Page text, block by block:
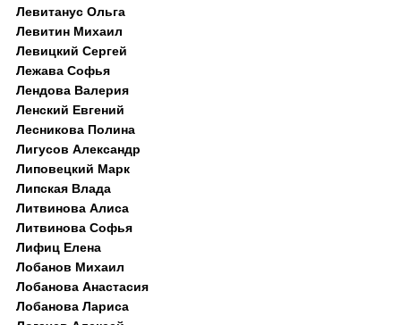
Левитанус Ольга
Левитин Михаил
Левицкий Сергей
Лежава Софья
Лендова Валерия
Ленский Евгений
Лесникова Полина
Лигусов Александр
Липовецкий Марк
Липская Влада
Литвинова Алиса
Литвинова Софья
Лифиц Елена
Лобанов Михаил
Лобанова Анастасия
Лобанова Лариса